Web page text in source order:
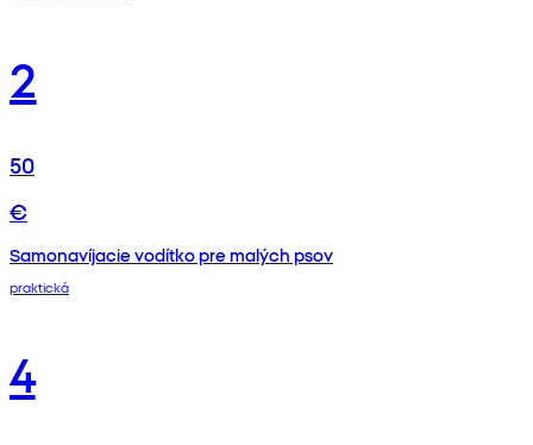
2
50
€
Samonavíjacie vodítko pre malých psov
praktická
4